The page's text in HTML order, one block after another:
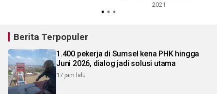
2021
Berita Terpopuler
1.400 pekerja di Sumsel kena PHK hingga
Juni 2026, dialog jadi solusi utama
17 jam lalu